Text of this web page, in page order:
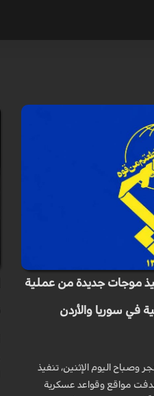
موجات جديدة من عملية
في سوريا والأردن
وصباح اليوم الإثنين، تنفيذ
من عملية "نصر 2" استهدفت مواقع وقواعد عسكرية